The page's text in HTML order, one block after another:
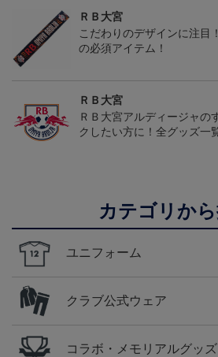
ＲＢ大宮
こだわりのデザインに注目
の必須アイテム！
ＲＢ大宮
ＲＢ大宮アルディージャの
クしたい方に！全グッズ一
カテゴリか
ユニフォーム
クラブ公式ウェア
コラボ・メモリアルグッズ